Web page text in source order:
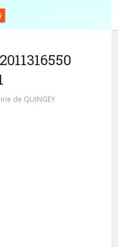
de QUINGEY